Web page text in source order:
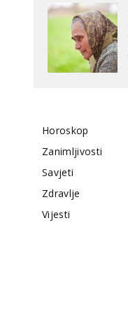
Horoskop
Zanimljivosti
Savjeti
Zdravlje
Vijesti